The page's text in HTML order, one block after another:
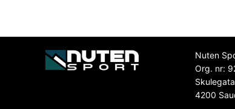
Nuten
Org. nr:
4200